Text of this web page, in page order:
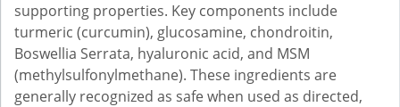
supporting properties. Key components include
turmeric (curcumin), glucosamine, chondroitin,
Boswellia Serrata, hyaluronic acid, and MSM
(methylsulfonylmethane). These ingredients are
generally recognized as safe when used as directed,